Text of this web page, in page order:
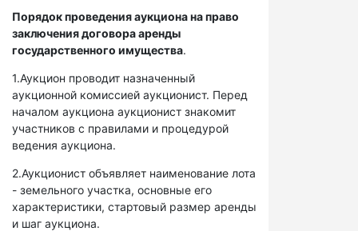
Порядок проведения аукциона на право
заключения договора аренды
государственного имущества.
1.Аукцион проводит назначенный
аукционной комиссией аукционист. Перед
началом аукциона аукционист знакомит
участников с правилами и процедурой
ведения аукциона.
2.Аукционист объявляет наименование лота
- земельного участка, основные его
характеристики, стартовый размер аренды
и шаг аукциона.